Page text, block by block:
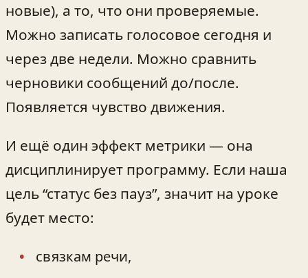
новые), а то, что они проверяемые.
Можно записать голосовое сегодня и
через две недели. Можно сравнить
черновики сообщений до/после.
Появляется чувство движения.
И ещё один эффект метрики — она
дисциплинирует программу. Если наша
цель “статус без пауз”, значит на уроке
будет место:
связкам речи,